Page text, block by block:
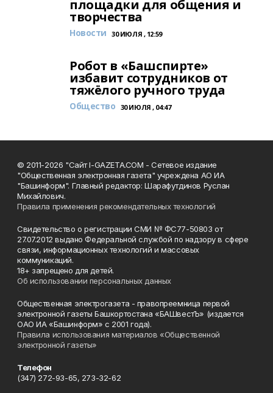
площадки для общения и
творчества
Новости 30 ИЮЛЯ , 12:59
Робот в «Башспирте»
избавит сотрудников от
тяжёлого ручного труда
Общество 30 ИЮЛЯ , 04:47
© 2011-2026 "Сайт I-GAZETA.COM - Сетевое издание
"Общественная электронная газета" учреждена АО ИА
"Башинформ". Главный редактор: Шарафутдинов Руслан
Михайлович.
Правила применения рекомендательных технологий
Свидетельство о регистрации СМИ № ФС77-50803 от
27.07.2012 выдано Федеральной службой по надзору в сфере
связи, информационных технологий и массовых
коммуникаций.
18+ запрещено для детей.
Об использовании персональных данных
Общественная электрогазета - правопреемница первой
электронной газеты Башкортостана «БАШвестЪ» (издается
ОАО ИА «Башинформ» с 2001 года).
Правила использования материалов «Общественной
электронной газеты»
Телефон
(347) 272-93-65, 273-32-62